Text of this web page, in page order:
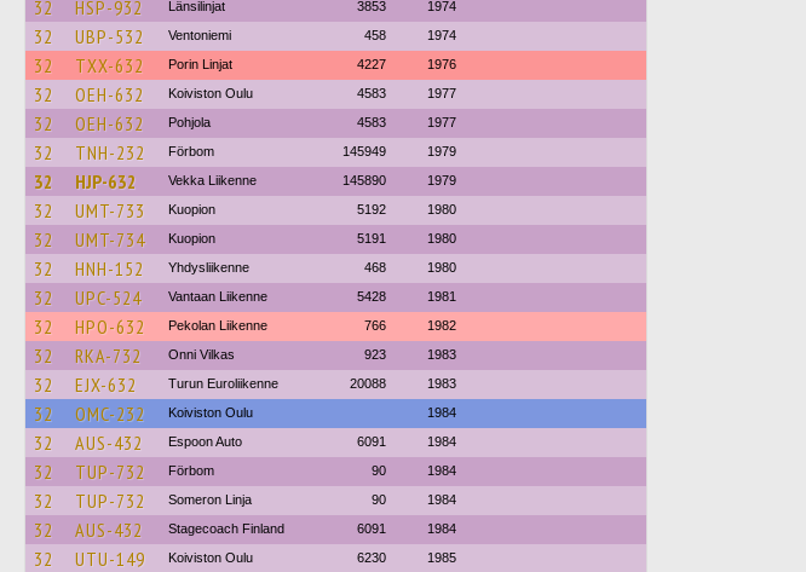
32 HSP-932 Länsilinjat 3853 1974
32 UBP-532 Ventoniemi 458 1974
32 TXX-632 Porin Linjat 4227 1976
32 OEH-632 Koiviston Oulu 4583 1977
32 OEH-632 Pohjola 4583 1977
32 TNH-232 Förbom 145949 1979
32 HJP-632 Vekka Liikenne 145890 1979
32 UMT-733 Kuopion 5192 1980
32 UMT-734 Kuopion 5191 1980
32 HNH-152 Yhdysliikenne 468 1980
32 UPC-524 Vantaan Liikenne 5428 1981
32 HPO-632 Pekolan Liikenne 766 1982
32 RKA-732 Onni Vilkas 923 1983
32 EJX-632 Turun Euroliikenne 20088 1983
32 OMC-232 Koiviston Oulu 1984
32 AUS-432 Espoon Auto 6091 1984
32 TUP-732 Förbom 90 1984
32 TUP-732 Someron Linja 90 1984
32 AUS-432 Stagecoach Finland 6091 1984
32 UTU-149 Koiviston Oulu 6230 1985